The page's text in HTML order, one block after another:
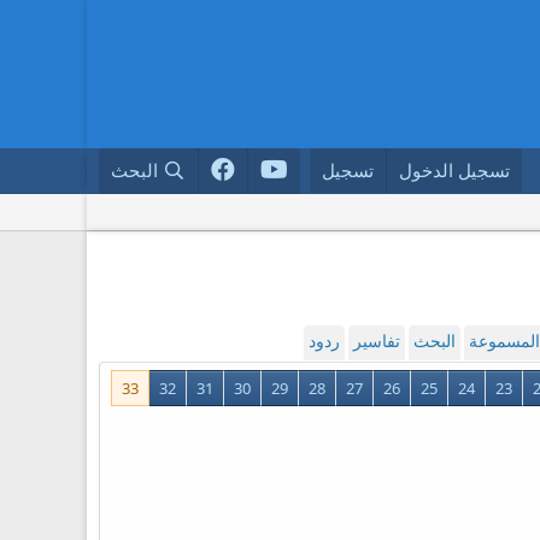
تسجيل الدخول تسجيل البحث
المسموعة البحث تفاسير ردود
23
24
25
26
27
28
29
30
31
32
33